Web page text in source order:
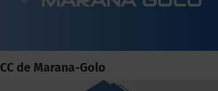
CC de Marana-Golo